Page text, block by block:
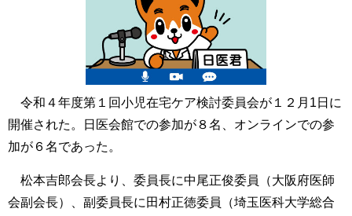
令和４年度第１回小児在宅ケア検討委員会が１２月1日に
開催された。日医会館での参加が８名、オンラインでの参
加が６名であった。
松本吉郎会長より、委員長に中尾正俊委員（大阪府医師
会副会長）、副委員長に田村正徳委員（埼玉医科大学総合